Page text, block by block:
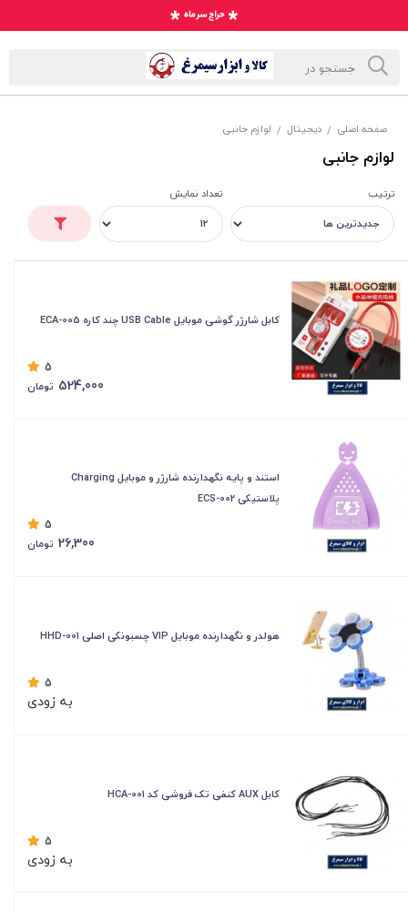
صفحه اصلی / دیجیتال / لوازم جانبی
لوازم جانبی
ترتیب تعداد نمایش
کابل شارژر گوشی موبایل USB Cable چند کاره ECA-005
5
524,000 تومان
استند و پایه نگهدارنده شارژر و موبایل Charging
پلاستیکی ECS-002
5
26,300 تومان
هولدر و نگهدارنده موبایل VIP چسبونکی اصلی HHD-001
5
به زودی
کابل AUX کنفی تک فروشی کد HCA-001
5
به زودی